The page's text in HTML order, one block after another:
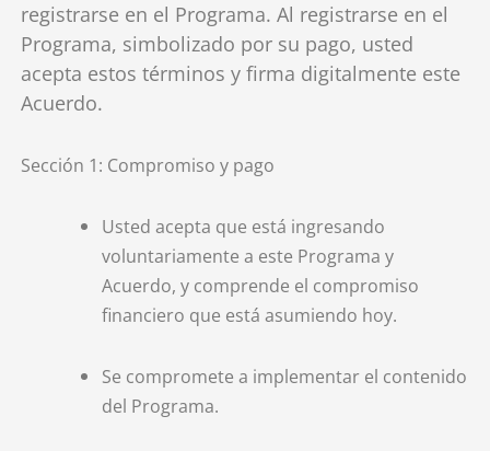
registrarse en el Programa. Al registrarse en el
Programa, simbolizado por su pago, usted
acepta estos términos y firma digitalmente este
Acuerdo.
Sección 1: Compromiso y pago
Usted acepta que está ingresando
voluntariamente a este Programa y
Acuerdo, y comprende el compromiso
financiero que está asumiendo hoy.
Se compromete a implementar el contenido
del Programa.